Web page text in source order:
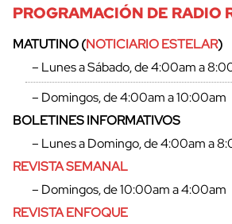
cerrar
PROGRAMACIÓN DE RADIO
MATUTINO (NOTICIARIO ESTELAR)
– Lunes a Sábado, de 4:00am a
– Domingos, de 4:00am a 10:00am
BOLETINES INFORMATIVOS
– Lunes a Domingo, de 4:00am a
REVISTA SEMANAL
– Domingos, de 10:00am a 4:00am
REVISTA ENFOQUE